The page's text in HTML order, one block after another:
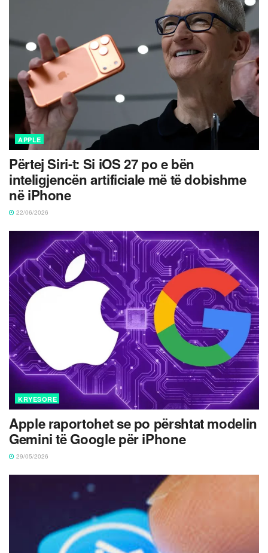
APPLE
Përtej Siri-t: Si iOS 27 po e bën
inteligjencën artificiale më të dobishme
në iPhone
22/06/2026
KRYESORE
Apple raportohet se po përshtat modelin
Gemini të Google për iPhone
29/05/2026